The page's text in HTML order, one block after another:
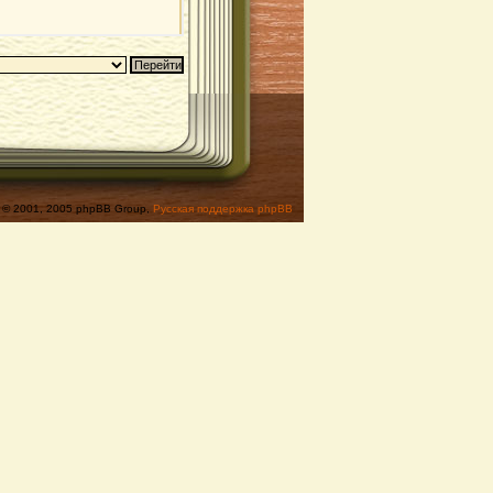
© 2001, 2005 phpBB Group, Русская поддержка phpBB